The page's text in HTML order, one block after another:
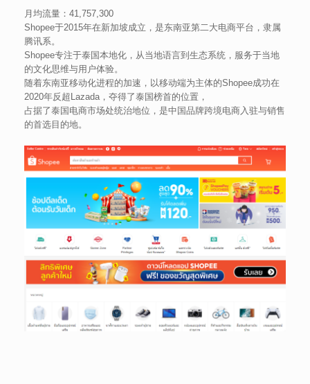
月均流量：41,757,300
Shopee于2015年在新加坡成立，是东南亚第二大电商平台，隶属
腾讯系。
Shopee专注于泰国本地化，从当地语言到生态系统，服务于当地
的文化思维与用户体验。
随着东南亚移动化进程的加速，以移动端为主体的Shopee成功在
2020年反超Lazada，夺得了泰国榜首的位置，
占据了泰国电商市场处统治地位，是中国品牌跨境电商入驻与销售
的首选目的地。